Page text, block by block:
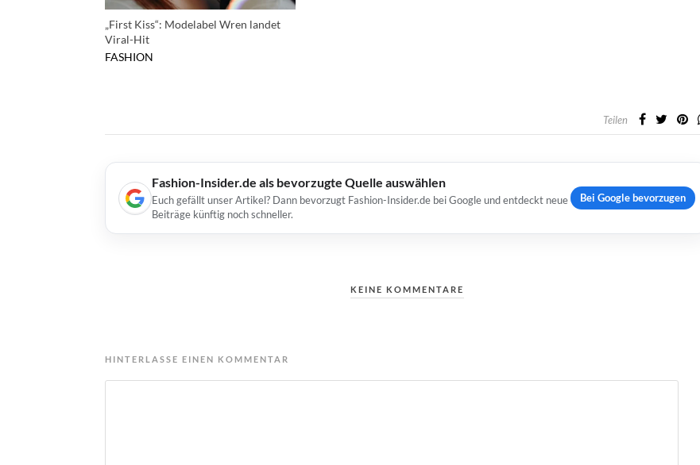
„First Kiss“: Modelabel Wren landet
Viral-Hit
FASHION
Teilen
Fashion-Insider.de als bevorzugte Quelle auswählen
Euch gefällt unser Artikel? Dann bevorzugt Fashion-Insider.de bei Google und entdeckt neue
Beiträge künftig noch schneller.
Bei Google bevorzugen
KEINE KOMMENTARE
HINTERLASSE EINEN KOMMENTAR